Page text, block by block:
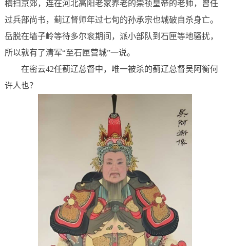
横扫京郊，连在河北高阳老家养老的崇祯皇帝的老师，曾任
过兵部尚书，蓟辽督师年过七旬的孙承宗也城破自杀身亡。
岳脱在墙子岭等待多尔衮期间，派小部队到石匣等地骚扰，
所以就有了清军“至石匣营城”一说。
在密云42任蓟辽总督中，唯一被杀的蓟辽总督吴阿衡何
许人也？